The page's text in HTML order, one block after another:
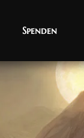
Spenden